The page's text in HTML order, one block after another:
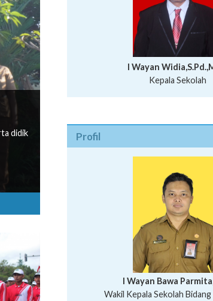
didik
I Wayan
Kepala Sekolah
Profil
I Wayan Bawa
Wakil Kepala Sekolah
I Wayan Gede Aditya Pratita,
Ni Wayan Nopi